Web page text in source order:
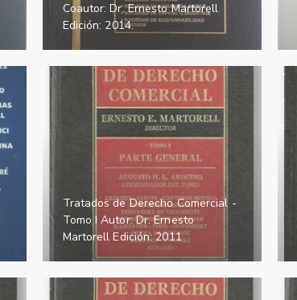
Coautor: Dr. Ernesto Martorell
Edición: 2014.
Tratados de Derecho Comercial -
Tomo I Autor: Dr. Ernesto
Martorell Edición: 2011